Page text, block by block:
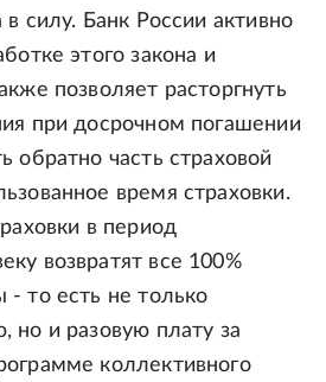
в силу. Банк России активно
этого закона и
позволяет расторгнуть
при досрочном погашении
обратно часть страховой
время страховки.
в период
возвратят все 100%
то есть не только
но и разовую плату за
коллективного